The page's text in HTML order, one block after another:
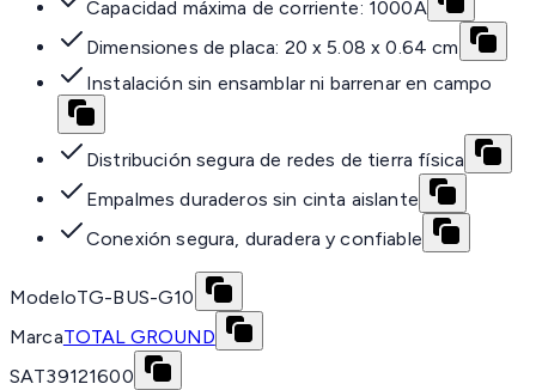
Capacidad máxima de corriente: 1000A
Dimensiones de placa: 20 x 5.08 x 0.64 cm
Instalación sin ensamblar ni barrenar en campo
Distribución segura de redes de tierra física
Empalmes duraderos sin cinta aislante
Conexión segura, duradera y confiable
ModeloTG-BUS-G10
MarcaTOTAL GROUND
SAT39121600